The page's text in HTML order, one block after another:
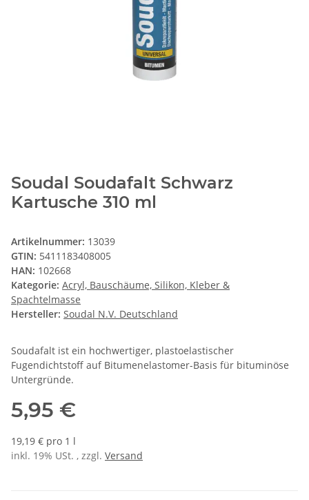
Soudal Soudafalt Schwarz
Kartusche 310 ml
Artikelnummer: 13039
GTIN: 5411183408005
HAN: 102668
Kategorie: Acryl, Bauschäume, Silikon, Kleber &
Spachtelmasse
Hersteller: Soudal N.V. Deutschland
Soudafalt ist ein hochwertiger, plastoelastischer
Fugendichtstoff auf Bitumenelastomer-Basis für bituminöse
Untergründe.
5,95 €
19,19 € pro 1 l
inkl. 19% USt. , zzgl. Versand